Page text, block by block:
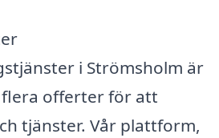
i Strömsholm är
offerter för att
tjänster. Vår plattform,